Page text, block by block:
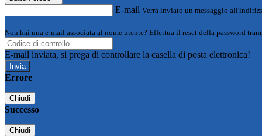
E-mail Verrà inviato un messaggio
Non hai una e-mail associata al nome utente? Effettua il reset della password
E-mail inviata, si prega di controllare la casella di posta elettronica!
Errore
Chiudi
Successo
Chiudi